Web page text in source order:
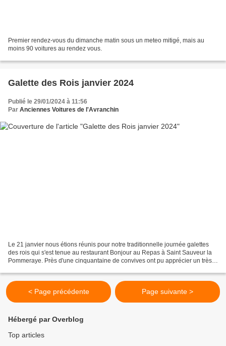
Premier rendez-vous du dimanche matin sous un meteo mitigé, mais au
moins 90 voitures au rendez vous.
Galette des Rois janvier 2024
Publié le 29/01/2024 à 11:56
Par Anciennes Voitures de l'Avranchin
Le 21 janvier nous étions réunis pour notre traditionnelle journée galettes
des rois qui s'est tenue au restaurant Bonjour au Repas à Saint Sauveur la
Pommeraye. Près d'une cinquantaine de convives ont pu apprécier un très
< Page précédente Page suivante >
Hébergé par Overblog
Top articles